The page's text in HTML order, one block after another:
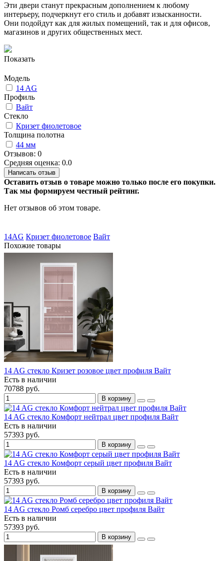
Эти двери станут прекрасным дополнением к любому
интерьеру, подчеркнут его стиль и добавят изысканности.
Они подойдут как для жилых помещений, так и для офисов,
магазинов и других общественных мест.
Показать
Модель
14 AG
Профиль
Вайт
Стекло
Кризет фиолетовое
Толщина полотна
44 мм
Отзывов: 0
Средняя оценка: 0.0
Написать отзыв
Оставить отзыв о товаре можно только после его покупки.
Так мы формируем честный рейтинг.
Нет отзывов об этом товаре.
14AG Кризет фиолетовое Вайт
Похожие товары
14 AG стекло Кризет розовое цвет профиля Вайт
Есть в наличии
70788 руб.
В корзину
14 AG стекло Комфорт нейтрал цвет профиля Вайт
Есть в наличии
57393 руб.
В корзину
14 AG стекло Комфорт серый цвет профиля Вайт
Есть в наличии
57393 руб.
В корзину
14 AG стекло Ромб серебро цвет профиля Вайт
Есть в наличии
57393 руб.
В корзину